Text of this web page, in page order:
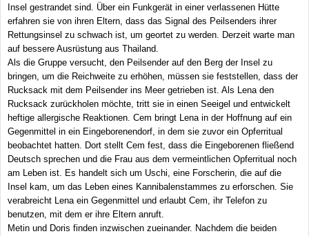
Insel gestrandet sind. Über ein Funkgerät in einer verlassenen Hütte
erfahren sie von ihren Eltern, dass das Signal des Peilsenders ihrer
Rettungsinsel zu schwach ist, um geortet zu werden. Derzeit warte man
auf bessere Ausrüstung aus Thailand.
Als die Gruppe versucht, den Peilsender auf den Berg der Insel zu
bringen, um die Reichweite zu erhöhen, müssen sie feststellen, dass der
Rucksack mit dem Peilsender ins Meer getrieben ist. Als Lena den
Rucksack zurückholen möchte, tritt sie in einen Seeigel und entwickelt
heftige allergische Reaktionen. Cem bringt Lena in der Hoffnung auf ein
Gegenmittel in ein Eingeborenendorf, in dem sie zuvor ein Opferritual
beobachtet hatten. Dort stellt Cem fest, dass die Eingeborenen fließend
Deutsch sprechen und die Frau aus dem vermeintlichen Opferritual noch
am Leben ist. Es handelt sich um Uschi, eine Forscherin, die auf die
Insel kam, um das Leben eines Kannibalenstammes zu erforschen. Sie
verabreicht Lena ein Gegenmittel und erlaubt Cem, ihr Telefon zu
benutzen, mit dem er ihre Eltern anruft.
Metin und Doris finden inzwischen zueinander. Nachdem die beiden